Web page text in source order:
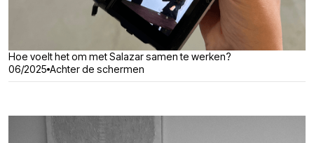
Hoe voelt het om met Salazar samen te werken?
06/2025 Achter de schermen